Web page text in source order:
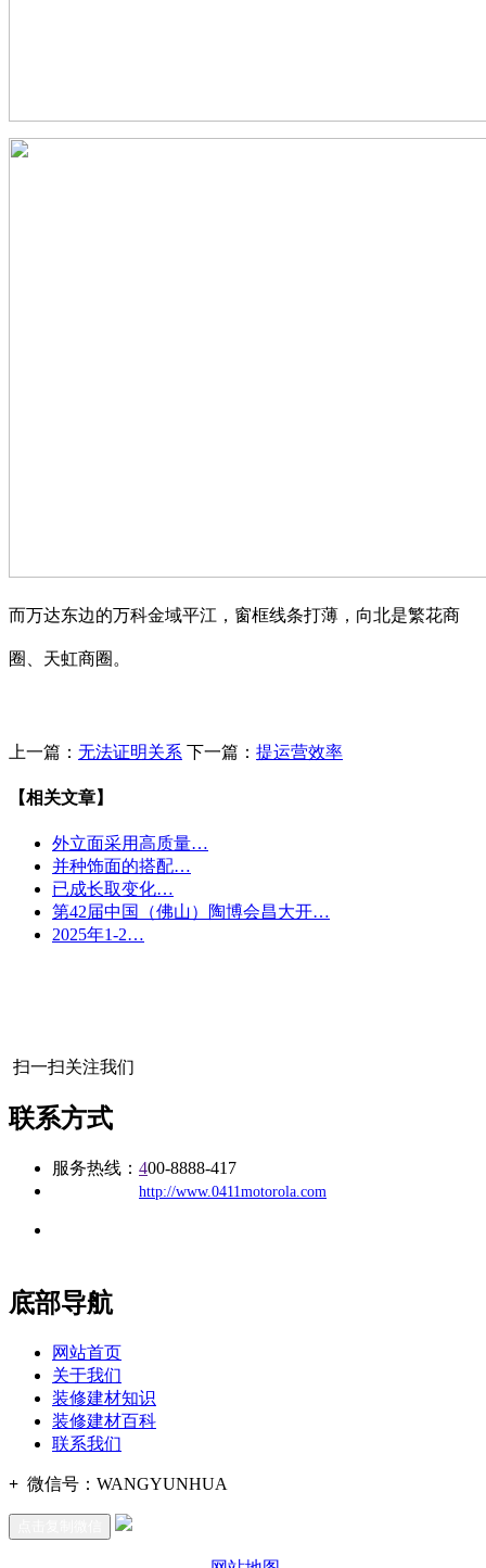
而万达东边的万科金域平江，窗框线条打薄，向北是繁花商
圈、天虹商圈。
上一篇： 无法证明关系 下一篇： 提运营效率
【相关文章】
外立面采用高质量…
并种饰面的搭配…
已成长取变化…
第42届中国（佛山）陶博会昌大开…
2025年1-2…
扫一扫关注我们
联系方式
服务热线： 400-8888-417
http://www.0411motorola.com
底部导航
网站首页
关于我们
装修建材知识
装修建材百科
联系我们
+ 微信号： WANGYUNHUA